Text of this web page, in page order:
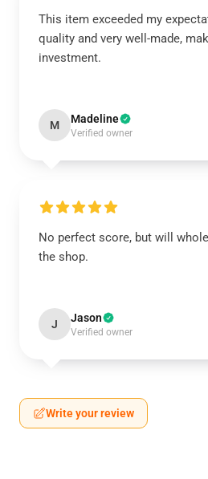
This item exceeded my
quality and very well-made,
investment.
M Madeline
Verified owner
No perfect score, but will
the shop.
J Jason
Verified owner
Write your review